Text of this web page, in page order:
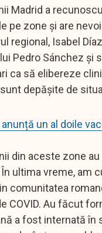
Madrid a
pe zone şi are
regional, Isabel
Pedro Sánchez şi
ca să elibereze
depăşite de
un al doile
din aceste zone
ultima vreme, am
comunitatea
COVID. Au făcut
a fost internată în